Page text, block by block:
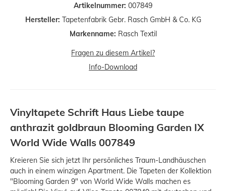
Artikelnummer: 007849
Hersteller: Tapetenfabrik Gebr. Rasch GmbH & Co. KG
Markenname: Rasch Textil
Fragen zu diesem Artikel?
Info-Download
Vinyltapete Schrift Haus Liebe taupe
anthrazit goldbraun Blooming Garden IX
World Wide Walls 007849
Kreieren Sie sich jetzt Ihr persönliches Traum-Landhäuschen
auch in einem winzigen Apartment. Die Tapeten der Kollektion
"Blooming Garden 9" von World Wide Walls machen es